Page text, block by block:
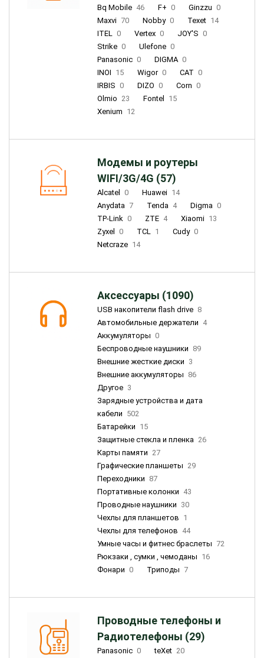
Bq Mobile 46 F+ 0 Ginzzu 0
Maxvi 70 Nobby 0 Texet 14
ITEL 0 Vertex 0 JOY'S 0
Strike 0 Ulefone 0
Panasonic 0 DIGMA 0
INOI 15 Wigor 0 CAT 0
IRBIS 0 DIZO 0 Corn 0
Olmio 23 Fontel
15
Xenium 12
Модемы и роутеры
WIFI/3G/4G (57)
Alcatel 0 Huawei 14
Anydata 7 Tenda 4 Digma 0
TP-Link 0 ZTE 4 Xiaomi 13
Zyxel
0 TCL 1 Cudy 0
Netcraze 14
Аксессуары (1090)
USB накопители flash drive 8
Автомобильные держатели 4
Аккумуляторы 0
Беспроводные наушники 89
Внешние жесткие диски 3
Внешние аккумуляторы 86
Другое 3
Зарядные устройства и дата
кабели 502
Батарейки 15
Защитные стекла и пленка 26
Карты памяти 27
Графические планшеты 29
Переходники 87
Портативные колонки 43
Проводные наушники 30
Чехлы для планшетов 1
Чехлы для телефонов 44
Умные часы и фитнес браслеты 72
Рюкзаки , сумки , чемоданы 16
Фонари 0 Триподы 7
Проводные телефоны и
Радиотелефоны (29)
Panasonic 0 teXet 20